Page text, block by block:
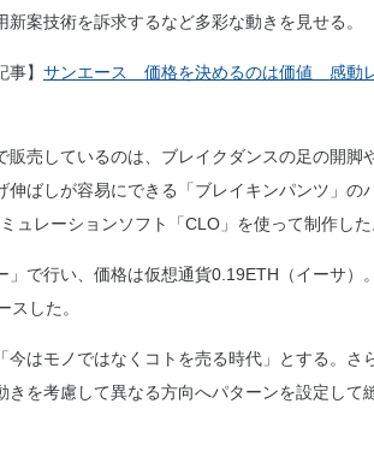
新案技術を訴求するなど多彩な動きを見せる。
事】 サンエース 価格を決めるのは価値 感動
売しているのは、ブレイクダンスの足の開脚
伸ばしが容易にできる「ブレイキンパンツ」の
ュレーションソフト「CLO」を使って制作した
で行い、価格は仮想通貨0.19ETH（イーサ）
した。
はモノではなくコトを売る時代」とする。さ
を考慮して異なる方向へパターンを設定して